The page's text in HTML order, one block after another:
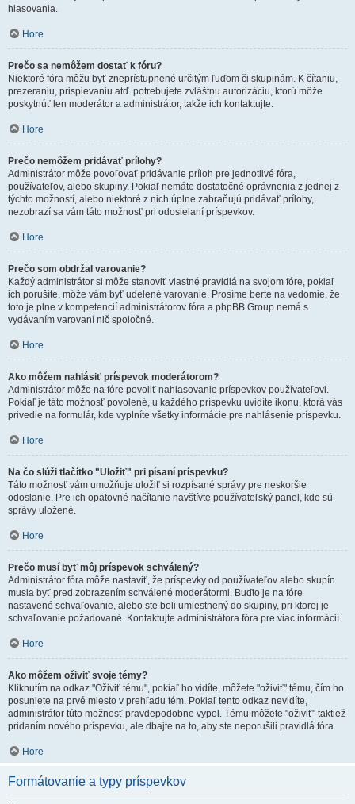
hlasovania.
Hore
Prečo sa nemôžem dostať k fóru?
Niektoré fóra môžu byť zneprístupnené určitým ľuďom či skupinám. K čítaniu,
prezeraniu, prispievaniu atď. potrebujete zvláštnu autorizáciu, ktorú môže
poskytnúť len moderátor a administrátor, takže ich kontaktujte.
Hore
Prečo nemôžem pridávať prílohy?
Administrátor môže povoľovať pridávanie príloh pre jednotlivé fóra,
používateľov, alebo skupiny. Pokiaľ nemáte dostatočné oprávnenia z jednej z
týchto možností, alebo niektoré z nich úplne zabraňujú pridávať prílohy,
nezobrazí sa vám táto možnosť pri odosielaní príspevkov.
Hore
Prečo som obdržal varovanie?
Každý administrátor si môže stanoviť vlastné pravidlá na svojom fóre, pokiaľ
ich porušíte, môže vám byť udelené varovanie. Prosíme berte na vedomie, že
toto je plne v kompetencií administrátorov fóra a phpBB Group nemá s
vydávaním varovaní nič spoločné.
Hore
Ako môžem nahlásiť príspevok moderátorom?
Administrátor môže na fóre povoliť nahlasovanie príspevkov používateľovi.
Pokiaľ je táto možnosť povolené, u každého príspevku uvidíte ikonu, ktorá vás
privedie na formulár, kde vyplníte všetky informácie pre nahlásenie príspevku.
Hore
Na čo slúži tlačítko "Uložiť" pri písaní príspevku?
Táto možnosť vám umožňuje uložiť si rozpísané správy pre neskoršie
odoslanie. Pre ich opätovné načítanie navštívte používateľský panel, kde sú
správy uložené.
Hore
Prečo musí byť môj príspevok schválený?
Administrátor fóra môže nastaviť, že príspevky od používateľov alebo skupín
musia byť pred zobrazením schválené moderátormi. Buďto je na fóre
nastavené schvaľovanie, alebo ste boli umiestnený do skupiny, pri ktorej je
schvaľovanie požadované. Kontaktujte administrátora fóra pre viac informácií.
Hore
Ako môžem oživiť svoje témy?
Kliknutím na odkaz "Oživiť tému", pokiaľ ho vidíte, môžete "oživiť" tému, čím ho
posuniete na prvé miesto v prehľadu tém. Pokiaľ tento odkaz nevidíte,
administrátor túto možnosť pravdepodobne vypol. Tému môžete "oživiť" taktiež
pridaním nového príspevku, ale dbajte na to, aby ste neporušili pravidlá fóra.
Hore
Formátovanie a typy príspevkov